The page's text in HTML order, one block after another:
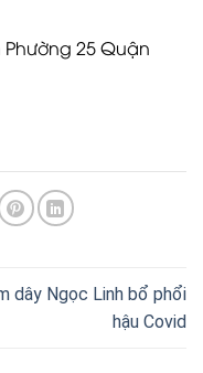
Phường 25 Quận
dây Ngọc Linh bổ phổi
hậu Covid